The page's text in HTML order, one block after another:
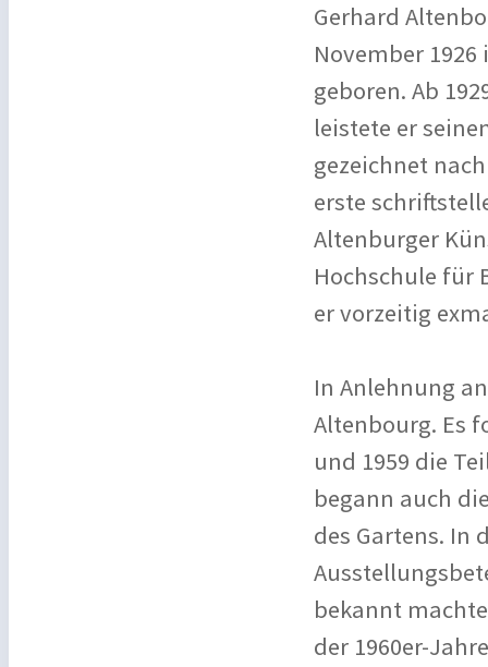
Gerhard
November
geboren. Ab
leistete er
gezeichnet
erste
Altenburger
Hochschule für
er vorzeitig
In Anlehnung
Altenbourg. Es
und 1959 die
begann auch
des Gartens. In
bekannt
der 1960er-